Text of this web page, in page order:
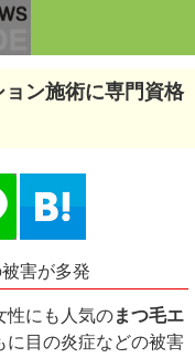
ン施術に専門資格
害が多発
性にも人気のまつ毛エ
に目の炎症などの被害